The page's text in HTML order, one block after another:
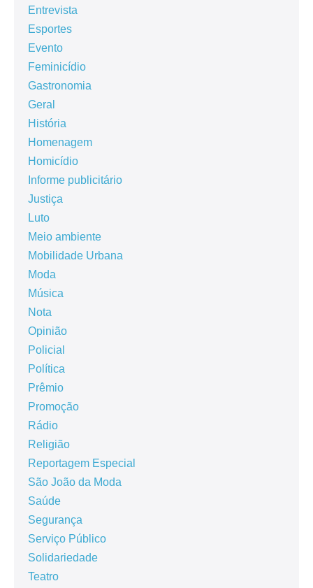
Entrevista
Esportes
Evento
Feminicídio
Gastronomia
Geral
História
Homenagem
Homicídio
Informe publicitário
Justiça
Luto
Meio ambiente
Mobilidade Urbana
Moda
Música
Nota
Opinião
Policial
Política
Prêmio
Promoção
Rádio
Religião
Reportagem Especial
São João da Moda
Saúde
Segurança
Serviço Público
Solidariedade
Teatro